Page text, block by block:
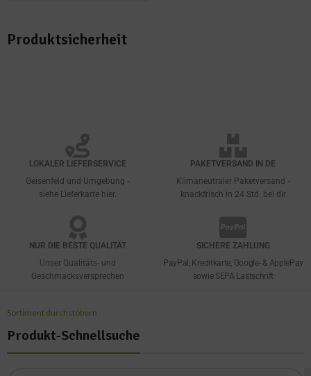
Produktsicherheit
LOKALER LIEFERSERVICE
Geisenfeld und Umgebung -
siehe Lieferkarte hier.
PAKETVERSAND IN DE
Klimaneutraler Paketversand -
knackfrisch in 24 Std. bei dir
NUR DIE BESTE QUALITÄT
Unser Qualitäts- und
Geschmacksversprechen
SICHERE ZAHLUNG
PayPal, Kreditkarte, Google- & ApplePay
sowie SEPA Lastschrift
Sortiment durchstöbern
Produkt-Schnellsuche